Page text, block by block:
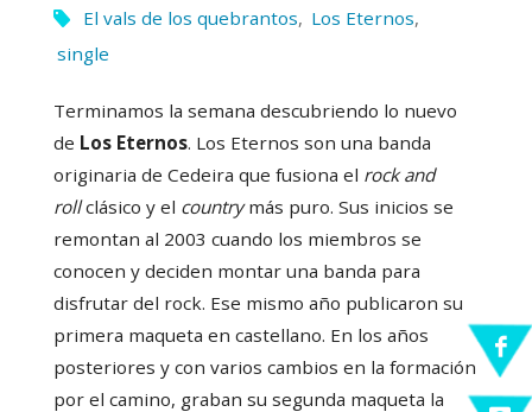
El vals de los quebrantos, Los Eternos,
single
Terminamos la semana descubriendo lo nuevo
de Los Eternos. Los Eternos son una banda
originaria de Cedeira que fusiona el rock and
rollclásico y el countrymás puro. Sus inicios se
remontan al 2003 cuando los miembros se
conocen y deciden montar una banda para
disfrutar del rock. Ese mismo año publicaron su
primera maqueta en castellano. En los años
posteriores y con varios cambios en la formación
por el camino, graban su segunda maqueta la